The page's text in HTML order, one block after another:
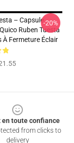
– Capsule
Ruben Tuesta
À Fermeture Éclair
-20%
en toute confiance
from clicks to
delivery